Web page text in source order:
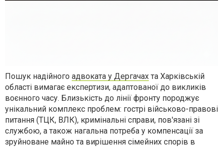
Пошук надійного адвоката у Дергачах та Харківській
області вимагає експертизи, адаптованої до викликів
воєнного часу. Близькість до лінії фронту породжує
унікальний комплекс проблем: гострі військово-правові
питання (ТЦК, ВЛК), кримінальні справи, пов'язані зі
службою, а також нагальна потреба у компенсації за
зруйноване майно та вирішення сімейних спорів в